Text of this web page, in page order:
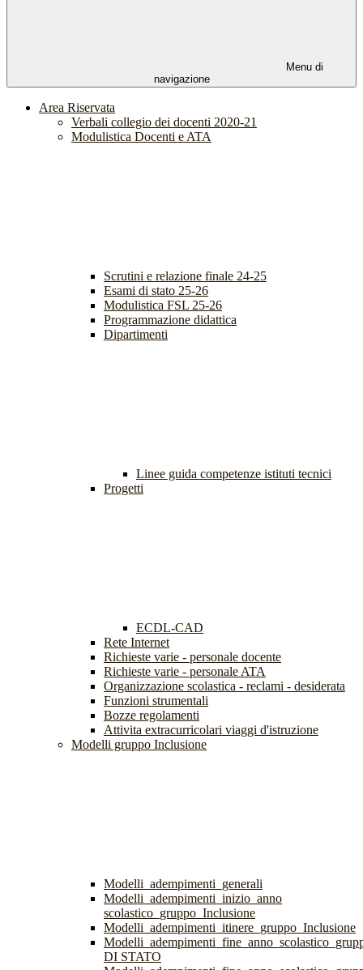
Menu di
navigazione
Area Riservata
Verbali collegio dei docenti 2020-21
Modulistica Docenti e ATA
Scrutini e relazione finale 24-25
Esami di stato 25-26
Modulistica FSL 25-26
Programmazione didattica
Dipartimenti
Linee guida competenze istituti tecnici
Progetti
ECDL-CAD
Rete Internet
Richieste varie - personale docente
Richieste varie - personale ATA
Organizzazione scolastica - reclami - desiderata
Funzioni strumentali
Bozze regolamenti
Attivita extracurricolari viaggi d'istruzione
Modelli gruppo Inclusione
Modelli_adempimenti_generali
Modelli_adempimenti_inizio_anno
scolastico_gruppo_Inclusione
Modelli_adempimenti_itinere_gruppo_Inclusione
DI STATO